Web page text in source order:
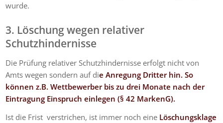
wurde.
3. Löschung wegen relativer
Schutzhindernisse
Die Prüfung relativer Schutzhindernisse erfolgt nicht von
Amts wegen sondern auf die Anregung Dritter hin. So
können z.B. Wettbewerber bis zu drei Monate nach der
Eintragung Einspruch einlegen (§ 42 MarkenG).
Ist die Frist verstrichen, ist immer noch eine Löschungsklage